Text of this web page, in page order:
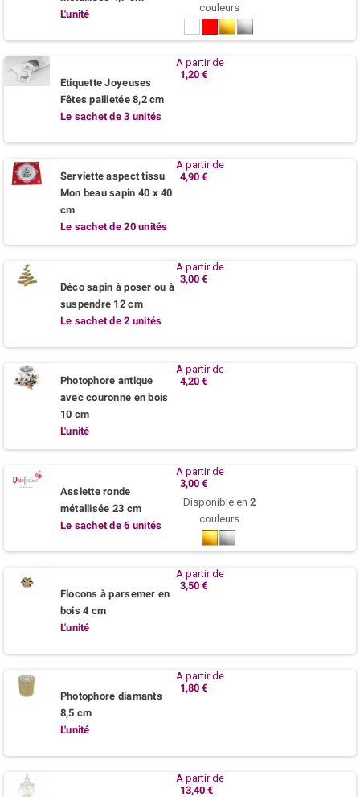
L'unité
couleurs
BlancRouge
Or Argent
Etiquette Joyeuses
Fêtes pailletée 8,2 cm
Le sachet de 3 unités
A partir de
1,20 €
Serviette aspect tissu
Mon beau sapin 40 x 40
cm
Le sachet de 20 unités
A partir de
4,90 €
Déco sapin à poser ou à
suspendre 12 cm
Le sachet de 2 unités
A partir de
3,00 €
Photophore antique
avec couronne en bois
10 cm
L'unité
A partir de
4,20 €
Assiette ronde
métallisée 23 cm
Le sachet de 6 unités
A partir de
3,00 €
Disponible en 2
couleurs
Or Argent
Flocons à parsemer en
bois 4 cm
L'unité
A partir de
3,50 €
Photophore diamants
8,5 cm
L'unité
A partir de
1,80 €
A partir de
13,40 €